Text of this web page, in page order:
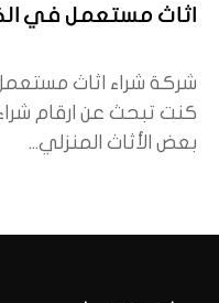
اثاث مستعمل في
شركة شراء اثاث
كنت تبحث عن ارقام
بعض الأثاث المنزلي...